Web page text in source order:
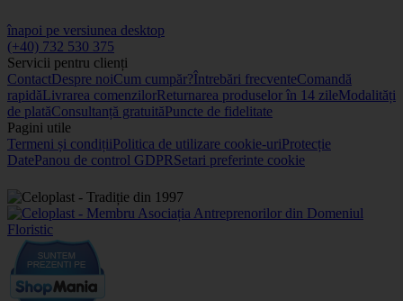
înapoi pe versiunea desktop
(+40) 732 530 375
Servicii pentru clienți
ContactDespre noiCum cumpăr?Întrebări frecventeComandă
rapidăLivrarea comenzilorReturnarea produselor în 14 zileModalități
de platăConsultanță gratuităPuncte de fidelitate
Pagini utile
Termeni și condițiiPolitica de utilizare cookie-uriProtecție
DatePanou de control GDPRSetari preferinte cookie